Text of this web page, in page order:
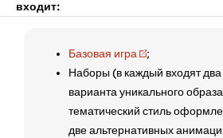
входит:
Базовая игра
;
Наборы (в каждый входят
варианта уникального
тематический стиль
две альтернативных